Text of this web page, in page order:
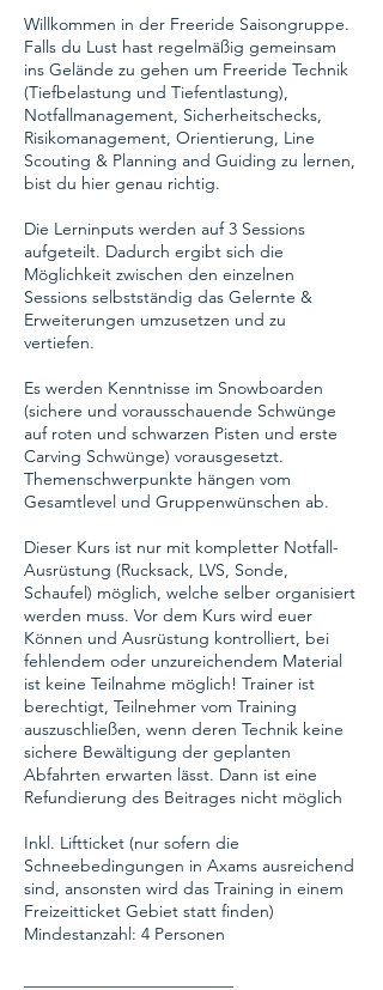
Willkommen in der Freeride Saisongruppe.
Falls du Lust hast regelmäßig gemeinsam
ins Gelände zu gehen um Freeride Technik
(Tiefbelastung und Tiefentlastung),
Notfallmanagement, Sicherheitschecks,
Risikomanagement, Orientierung, Line
Scouting & Planning and Guiding zu lernen,
bist du hier genau richtig.
Die Lerninputs werden auf 3 Sessions
aufgeteilt. Dadurch ergibt sich die
Möglichkeit zwischen den einzelnen
Sessions selbstständig das Gelernte &
Erweiterungen umzusetzen und zu
vertiefen.
Es werden Kenntnisse im Snowboarden
(sichere und vorausschauende Schwünge
auf roten und schwarzen Pisten und erste
Carving Schwünge) vorausgesetzt.
Themenschwerpunkte hängen vom
Gesamtlevel und Gruppenwünschen ab.
Dieser Kurs ist nur mit kompletter Notfall-
Ausrüstung (Rucksack, LVS, Sonde,
Schaufel) möglich, welche selber organisiert
werden muss. Vor dem Kurs wird euer
Können und Ausrüstung kontrolliert, bei
fehlendem oder unzureichendem Material
ist keine Teilnahme möglich! Trainer ist
berechtigt, Teilnehmer vom Training
auszuschließen, wenn deren Technik keine
sichere Bewältigung der geplanten
Abfahrten erwarten lässt. Dann ist eine
Refundierung des Beitrages nicht möglich
Inkl. Liftticket (nur sofern die
Schneebedingungen in Axams ausreichend
sind, ansonsten wird das Training in einem
Freizeitticket Gebiet statt finden)
Mindestanzahl: 4 Personen